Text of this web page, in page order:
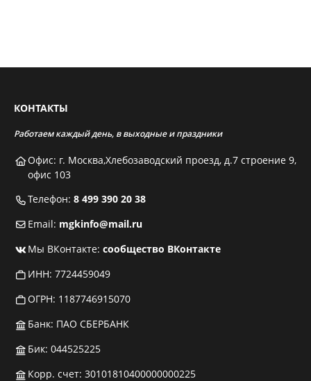
КОНТАКТЫ
Работаем каждый день, в выходные и праздники
Офис: г. Москва,Хлебозаводский проезд, д.7 строение 9,
офис 103
Телефон: 8 499 390 20 38
Email: mgkinfo@mail.ru
Мы ВКонтакте: сообщество ВКонтакте
ИНН: 7724459049
ОГРН: 1187746915070
Банк: ПАО СБЕРБАНК
Бик: 044525225
Корр. счет: 30101810400000000225